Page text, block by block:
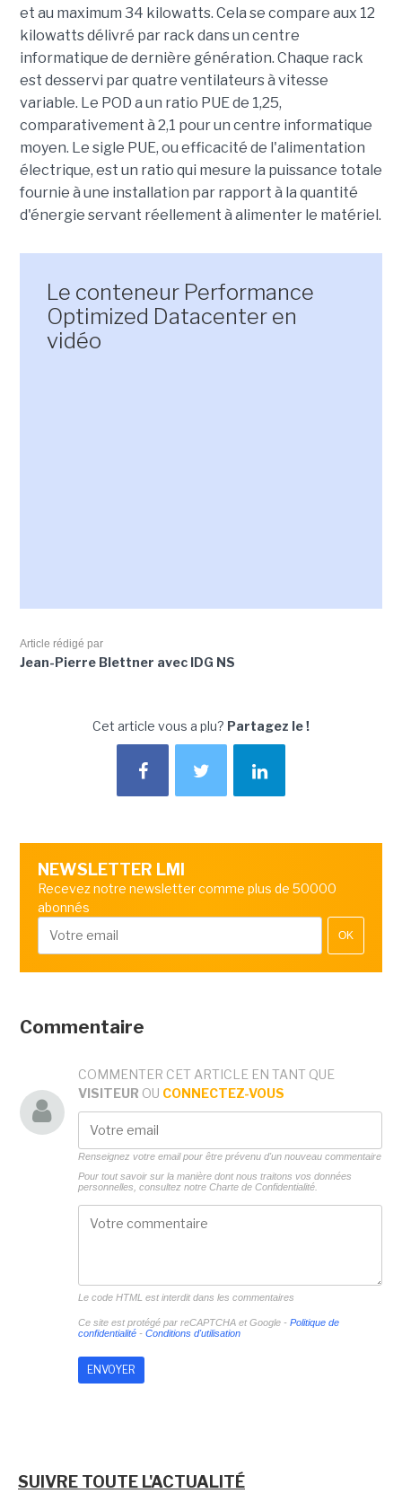
et au maximum 34 kilowatts. Cela se compare aux 12
kilowatts délivré par rack dans un centre
informatique de dernière génération. Chaque rack
est desservi par quatre ventilateurs à vitesse
variable. Le POD a un ratio PUE de 1,25,
comparativement à 2,1 pour un centre informatique
moyen. Le sigle PUE, ou efficacité de l'alimentation
électrique, est un ratio qui mesure la puissance totale
fournie à une installation par rapport à la quantité
d'énergie servant réellement à alimenter le matériel.
Le conteneur Performance
Optimized Datacenter en
vidéo
Article rédigé par
Jean-Pierre Blettner avec IDG NS
Cet article vous a plu? Partagez le !
NEWSLETTER LMI
Recevez notre newsletter comme plus de 50000
abonnés
OK
Commentaire
COMMENTER CET ARTICLE EN TANT QUE
VISITEUR OU CONNECTEZ-VOUS
Renseignez votre email pour être prévenu d'un nouveau commentaire
Pour tout savoir sur la manière dont nous traitons vos données
personnelles, consultez notre Charte de Confidentialité.
Le code HTML est interdit dans les commentaires
Ce site est protégé par reCAPTCHA et Google - Politique de
confidentialité- Conditions d'utilisation
SUIVRE TOUTE L'ACTUALITÉ